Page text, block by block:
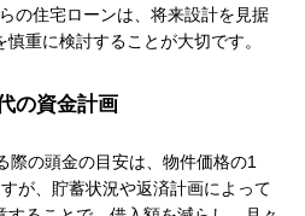
の住宅ローンは、将来設計を見据
重に検討することが大切です。
の資金計画
際の頭金の目安は、物件価格の1
が、貯蓄状況や返済計画によって